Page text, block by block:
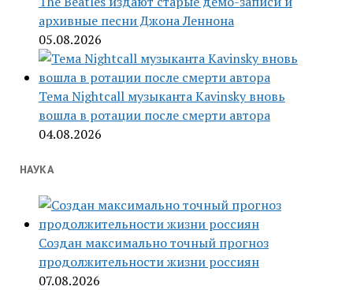
архивные песни Джона Леннона
05.08.2026
Тема Nightcall музыканта Kavinsky вновь
вошла в ротации после смерти автора
04.08.2026
НАУКА
Создан максимально точный прогноз
продолжительности жизни россиян
07.08.2026